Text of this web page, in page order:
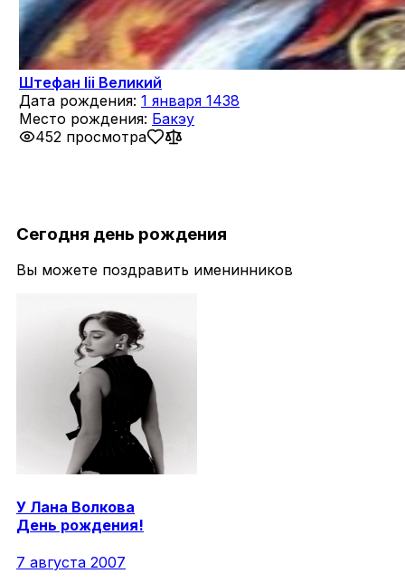
Штефан Iii Великий
Дата рождения: 1 января 1438
Место рождения: Бакэу
452 просмотра
Сегодня день рождения
Вы можете поздравить именинников
У Лана Волкова
День рождения!
7 августа 2007